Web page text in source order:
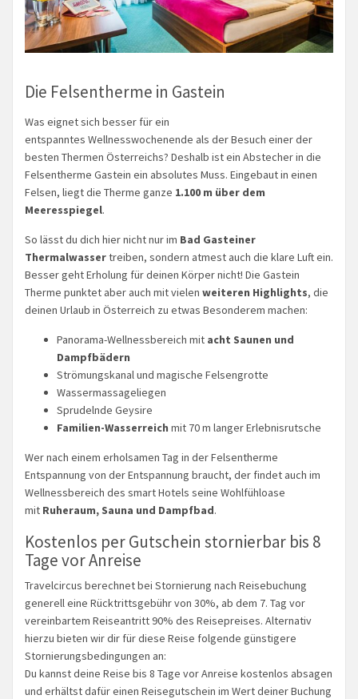
Die Felsentherme in Gastein
Was eignet sich besser für ein
entspanntes Wellnesswochenende als der Besuch einer der
besten Thermen Österreichs? Deshalb ist ein Abstecher in die
Felsentherme Gastein ein absolutes Muss. Eingebaut in einen
Felsen, liegt die Therme ganze 1.100 m über dem
Meeresspiegel.
So lässt du dich hier nicht nur im Bad Gasteiner
Thermalwassertreiben, sondern atmest auch die klare Luft ein.
Besser geht Erholung für deinen Körper nicht! Die Gastein
Therme punktet aber auch mit vielen weiteren Highlights, die
deinen Urlaub in Österreich zu etwas Besonderem machen:
Panorama-Wellnessbereich mit acht Saunen und
Dampfbädern
Strömungskanal und magische Felsengrotte
Wassermassageliegen
Sprudelnde Geysire
Familien-Wasserreich mit 70 m langer Erlebnisrutsche
Wer nach einem erholsamen Tag in der Felsentherme
Entspannung von der Entspannung braucht, der findet auch im
Wellnessbereich des smart Hotels seine Wohlfühloase
mit Ruheraum, Sauna und Dampfbad.
Kostenlos per Gutschein stornierbar bis 8
Tage vor Anreise
Travelcircus berechnet bei Stornierung nach Reisebuchung
generell eine Rücktrittsgebühr von 30%, ab dem 7. Tag vor
vereinbartem Reiseantritt 90% des Reisepreises. Alternativ
hierzu bieten wir dir für diese Reise folgende günstigere
Stornierungsbedingungen an:
Du kannst deine Reise bis 8 Tage vor Anreise kostenlos absagen
und erhältst dafür einen Reisegutschein im Wert deiner Buchung